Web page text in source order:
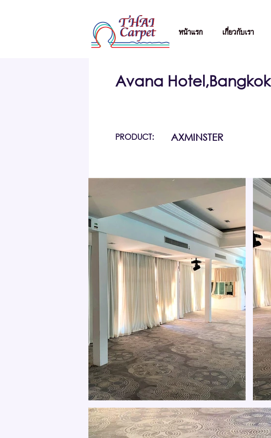
หน้าแรก เกี่ยวกับเรา
Avana Hotel,Bangkok
PRODUCT: AXMINSTER